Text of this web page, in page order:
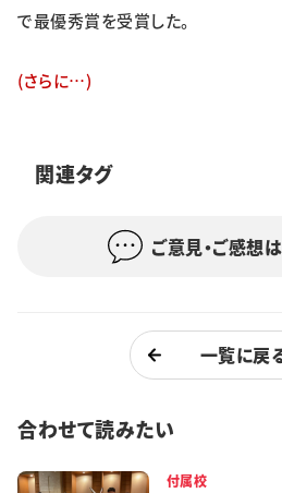
イベント
購読
で最優秀賞を受賞した。
(さらに…)
関連タグ
ご意見・ご感想
一覧に戻
合わせて読みたい
付属校